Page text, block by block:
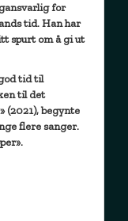
for
tid. Han har
spurt om å gi ut
tid til
til det
(2021), begynte
flere sanger.